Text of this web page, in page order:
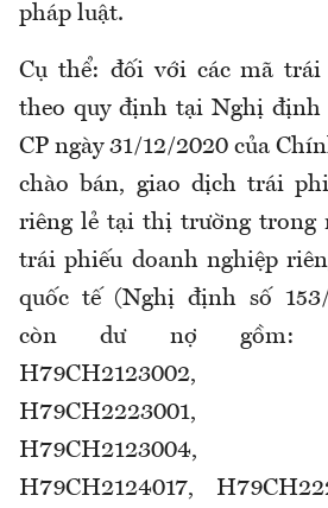
pháp luật.
Cụ thể: đối với các mã
theo quy định tại Nghị định
CP ngày 31/12/2020 của
chào bán, giao dịch trái
riêng lẻ tại thị trường trong
trái phiếu doanh nghiệp
quốc tế (Nghị định số
còn dư nợ gồm:
H79CH2123002,
H79CH2223001,
H79CH2123004,
H79CH2124017,